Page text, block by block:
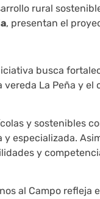
rural
, presentan el
busca
vereda La Peña y el
y sostenibles
especializada.
y
al Campo refleja